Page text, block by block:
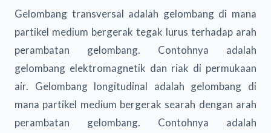
Gelombang transversal adalah gelombang di mana
partikel medium bergerak tegak lurus terhadap arah
perambatan gelombang. Contohnya adalah
gelombang elektromagnetik dan riak di permukaan
air. Gelombang longitudinal adalah gelombang di
mana partikel medium bergerak searah dengan arah
perambatan gelombang. Contohnya adalah